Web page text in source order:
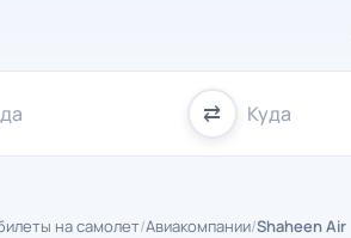
⇄
на самолет/Авиакомпании/Shaheen Air